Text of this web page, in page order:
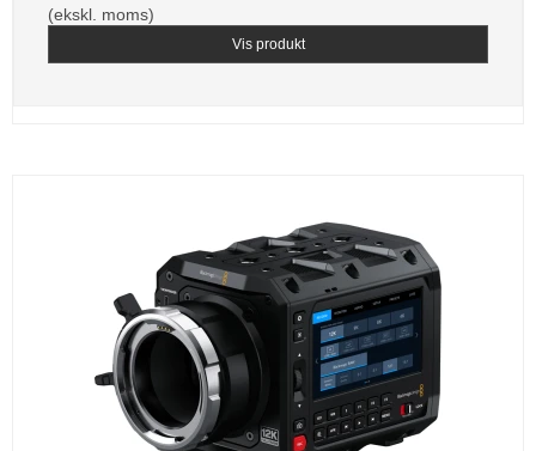
(ekskl. moms)
Vis produkt